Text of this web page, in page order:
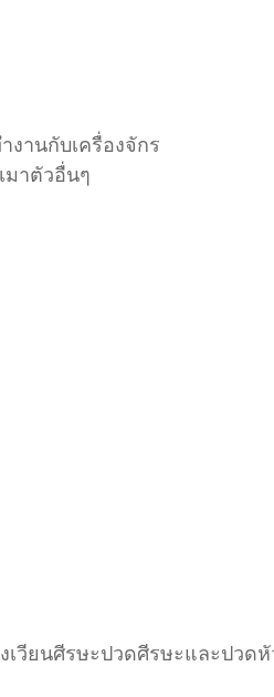
านกับเครื่องจักร
าตัวอื่นๆ
วียนศีรษะปวดศีรษะและปวดหั